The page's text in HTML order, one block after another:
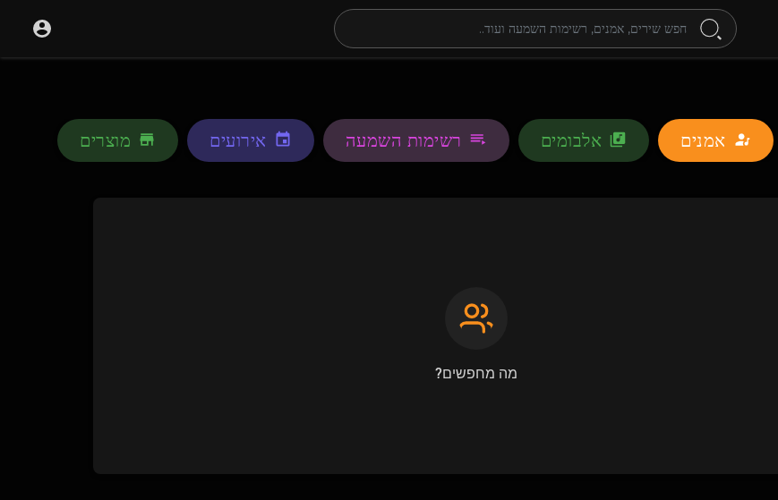
אמנים אלבומים רשימות השמעה אירועים מוצרים
מה מחפשים?